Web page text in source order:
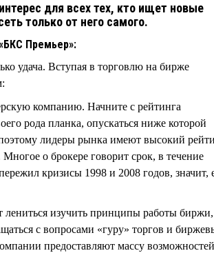
для всех тех, кто ищет новые
только от него самого.
Премьер»:
удача. Вступая в торговлю на бирже
компанию. Начните с рейтинга
рода планка, опускаться ниже которой
лидеры рынка имеют высокий
о брокере говорит срок, в течение
кризисы 1998 и 2008 годов, значит,
изучить принципы работы
с вопросами «гуру» торгов и
предоставляют массу возможностей